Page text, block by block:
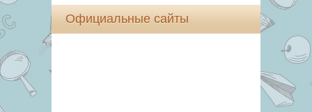
Официальные сайты